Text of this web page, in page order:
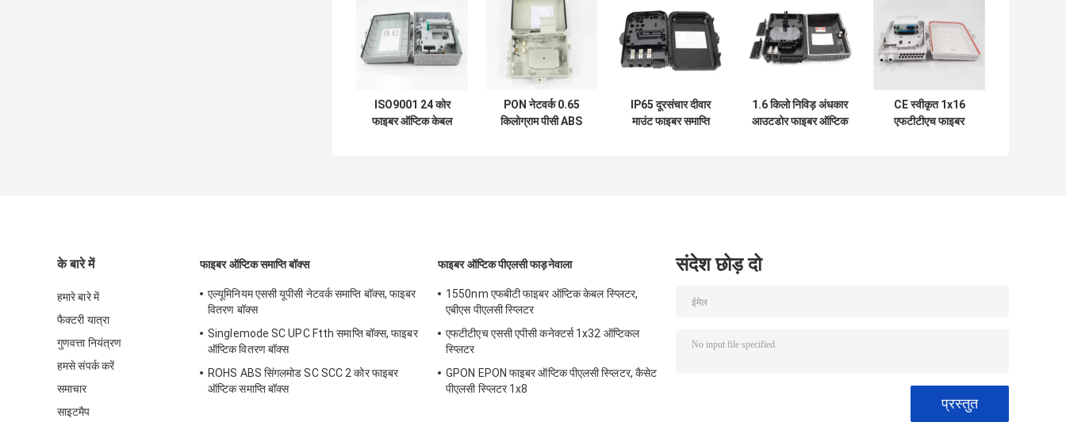
ISO9001 24 कोर
फाइबर ऑप्टिक केबल
PON नेटवर्क 0.65
किलोग्राम पीसी ABS
IP65 दूरसंचार दीवार
माउंट फाइबर समाप्ति
1.6 किलो निविड़ अंधकार
आउटडोर फाइबर ऑप्टिक
CE स्वीकृत 1x16
एफटीटीएच फाइबर
के बारे में
हमारे बारे में
फैक्टरी यात्रा
गुणवत्ता नियंत्रण
हमसे संपर्क करें
समाचार
साइटमैप
फाइबर ऑप्टिक समाप्ति बॉक्स
एल्यूमिनियम एससी यूपीसी नेटवर्क समाप्ति बॉक्स, फाइबर
वितरण बॉक्स
Singlemode SC UPC Ftth समाप्ति बॉक्स, फाइबर
ऑप्टिक वितरण बॉक्स
ROHS ABS सिंगलमोड SC SCC 2 कोर फाइबर
ऑप्टिक समाप्ति बॉक्स
फाइबर ऑप्टिक पीएलसी फाड़नेवाला
1550nm एफबीटी फाइबर ऑप्टिक केबल स्प्लिटर,
एबीएस पीएलसी स्प्लिटर
एफटीटीएच एससी एपीसी कनेक्टर्स 1x32 ऑप्टिकल
स्प्लिटर
GPON EPON फाइबर ऑप्टिक पीएलसी स्प्लिटर, कैसेट
पीएलसी स्प्लिटर 1x8
संदेश छोड़ दो